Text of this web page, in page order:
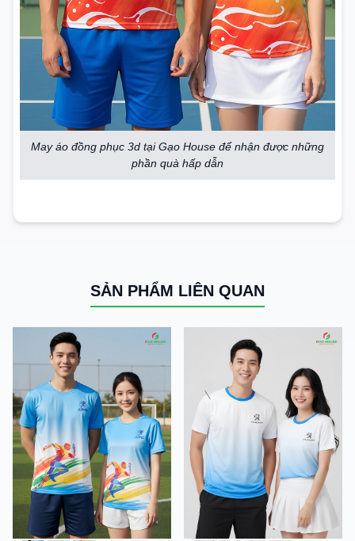
May áo đồng phục 3d tại Gạo House để nhận được những
phần quà hấp dẫn
SẢN PHẨM LIÊN QUAN